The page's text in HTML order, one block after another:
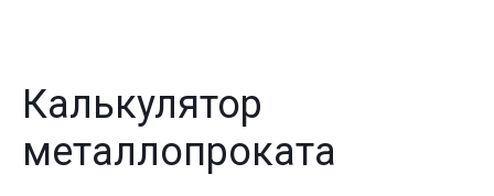
Калькулятор
металлопроката